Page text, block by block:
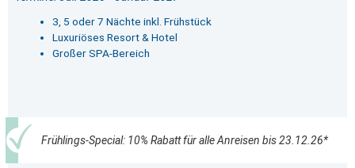
3, 5 oder 7 Nächte inkl. Frühstück
Luxuriöses Resort & Hotel
Großer SPA-Bereich
Frühlings-Special: 10% Rabatt für alle Anreisen bis 23.12.26*